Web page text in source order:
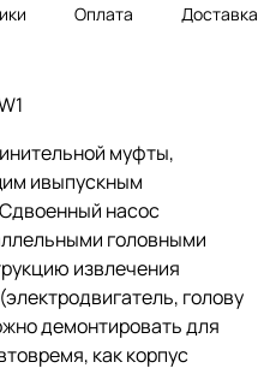
Оплата Доставка
муфты,
ивыпускным
насос
головными
извлечения
голову
демонтировать для
как корпус